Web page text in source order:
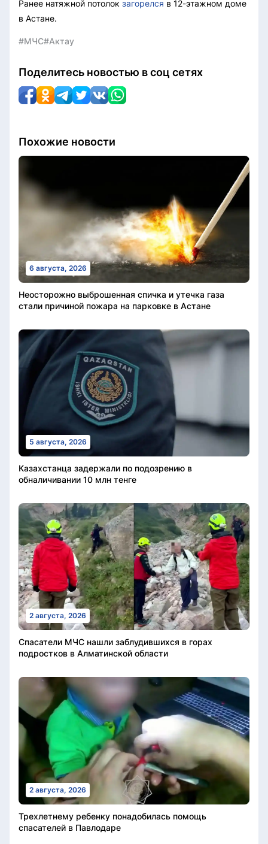
Ранее натяжной потолок загорелся в 12-этажном доме
в Астане.
#МЧС#Актау
Поделитесь новостью в соц сетях
Похожие новости
6 августа, 2026
Неосторожно выброшенная спичка и утечка газа
стали причиной пожара на парковке в Астане
5 августа, 2026
Казахстанца задержали по подозрению в
обналичивании 10 млн тенге
2 августа, 2026
Спасатели МЧС нашли заблудившихся в горах
подростков в Алматинской области
2 августа, 2026
Трехлетнему ребенку понадобилась помощь
спасателей в Павлодаре